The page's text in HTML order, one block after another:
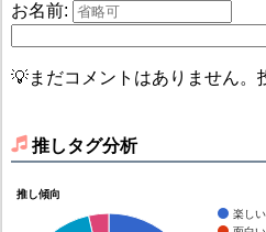
お名前:
💡まだコメントはありません。
推しタグ分析
推し傾向
楽しい